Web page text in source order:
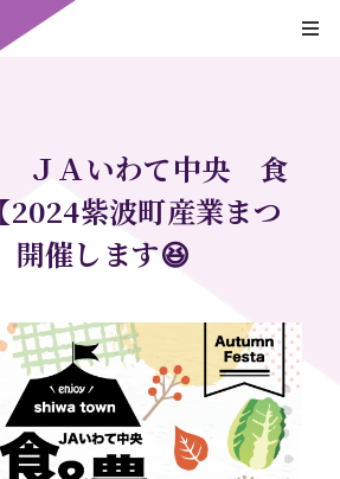
ＪＡいわて中央 食
2024紫波町産業まつ
開催します😆